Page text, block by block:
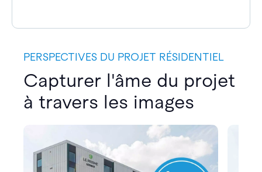
PERSPECTIVES DU PROJET RÉSIDENTIEL
Capturer l'âme du projet
à travers les images